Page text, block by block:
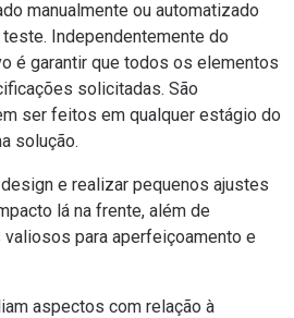
manualmente ou automatizado
teste. Independentemente do
é garantir que todos os elementos
solicitadas. São
ser feitos em qualquer estágio do
solução.
e realizar pequenos ajustes
lá na frente, além de
para aperfeiçoamento e
aspectos com relação à